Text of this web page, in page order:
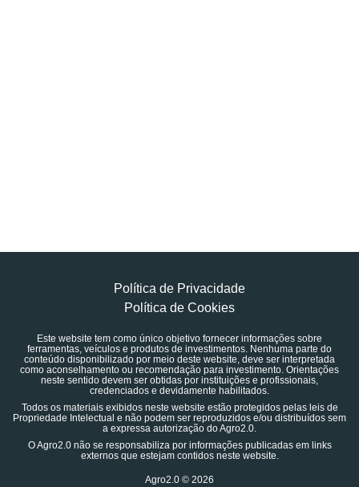
Política de Privacidade
Política de Cookies
Este website tem como único objetivo fornecer informações sobre
ferramentas, veículos e produtos de investimentos. Nenhuma parte do
conteúdo disponibilizado por meio deste website, deve ser interpretada
como aconselhamento ou recomendação para investimento. Orientações
neste sentido devem ser obtidas por instituições e profissionais,
credenciados e devidamente habilitados.
Todos os materiais exibidos neste website estão protegidos pelas leis de
Propriedade Intelectual e não podem ser reproduzidos e/ou distribuídos sem
a expressa autorização do Agro2.0.
O Agro2.0 não se responsabiliza por informações publicadas em links
externos que estejam contidos neste website.
Agro2.0 © 2026